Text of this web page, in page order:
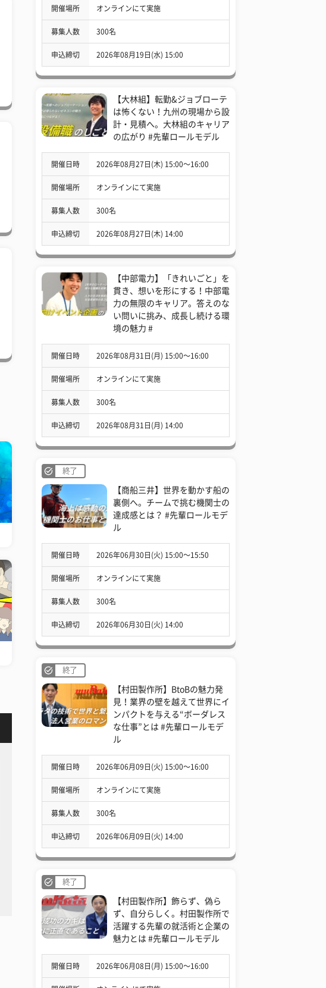
開催場所 オンラインにて実施
募集人数 300名
申込締切 2026年08月19日(水) 15:00
【大林組】転勤&ジョブローテ
は怖くない！九州の現場から設
計・見積へ。大林組のキャリア
の広がり #先輩ロールモデル
開催日時 2026年08月27日(木) 15:00〜16:00
開催場所 オンラインにて実施
募集人数 300名
申込締切 2026年08月27日(木) 14:00
【中部電力】「きれいごと」を
貫き、想いを形にする！中部電
力の無限のキャリア。答えのな
い問いに挑み、成長し続ける環
境の魅力 #
開催日時 2026年08月31日(月) 15:00〜16:00
開催場所 オンラインにて実施
募集人数 300名
申込締切 2026年08月31日(月) 14:00
終了
【商船三井】世界を動かす船の
裏側へ。チームで挑む機関士の
達成感とは？ #先輩ロールモデ
ル
開催日時 2026年06月30日(火) 15:00〜15:50
開催場所 オンラインにて実施
募集人数 300名
申込締切 2026年06月30日(火) 14:00
終了
【村田製作所】BtoBの魅力発
見！業界の壁を越えて世界にイ
ンパクトを与える“ボーダレス
な仕事”とは #先輩ロールモデ
ル
開催日時 2026年06月09日(火) 15:00〜16:00
開催場所 オンラインにて実施
募集人数 300名
申込締切 2026年06月09日(火) 14:00
終了
【村田製作所】飾らず、偽ら
ず、自分らしく。村田製作所で
活躍する先輩の就活術と企業の
魅力とは #先輩ロールモデル
開催日時 2026年06月08日(月) 15:00〜16:00